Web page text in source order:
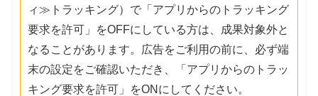
ィ≫トラッキング）で「アプリからのトラッキング
要求を許可」をOFFにしている方は、成果対象外と
なることがあります。広告をご利用の前に、必ず端
末の設定をご確認いただき、「アプリからのトラッ
キング要求を許可」をONにしてください。